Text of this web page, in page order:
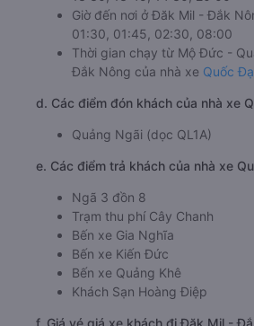
Giờ đến nơi ở Đăk Mil - Đắk
01:30, 01:45, 02:30, 08:00
Thời gian chạy từ Mộ Đức -
Đắk Nông của nhà xe Quốc
d. Các điểm đón khách của nhà xe
Quảng Ngãi (dọc QL1A)
e. Các điểm trả khách của nhà xe
Ngã 3 đồn 8
Trạm thu phí Cây Chanh
Bến xe Gia Nghĩa
Bến xe Kiến Đức
Bến xe Quảng Khê
Khách Sạn Hoàng Điệp
f. Giá vé giá xe khách đi Đăk Mil -